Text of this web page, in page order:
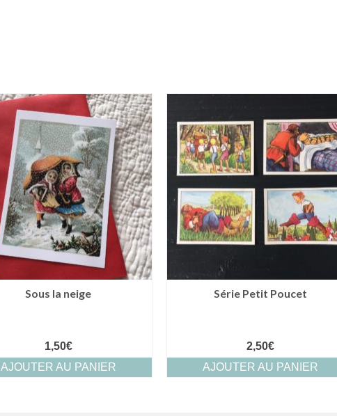
Sous la neige
1,50€
AJOUTER AU PANIER
Série Petit Poucet
2,50€
AJOUTER AU PANIER